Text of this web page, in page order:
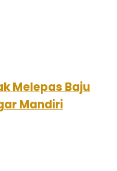
Melepas Baju
Mandiri